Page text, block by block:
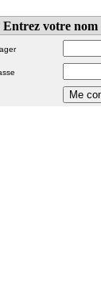
Entrez votre nom